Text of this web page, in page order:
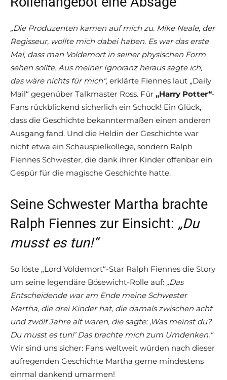
„Die Produzenten kamen auf mich zu. Mike Neale, der
Regisseur, wollte mich dabei haben. Es war das erste
Mal, dass man Voldemort in seiner physischen Form
sehen sollte. Aus meiner Ignoranz heraus sagte ich,
das wäre nichts für mich“, erklärte Fiennes laut „Daily
Mail“ gegenüber Talkmaster Ross. Für „Harry Potter“-
Fans rückblickend sicherlich ein Schock! Ein Glück,
dass die Geschichte bekanntermaßen einen anderen
Ausgang fand. Und die Heldin der Geschichte war
nicht etwa ein Schauspielkollege, sondern Ralph
Fiennes Schwester, die dank ihrer Kinder offenbar ein
Gespür für die magische Geschichte hatte.
Seine Schwester Martha brachte
Ralph Fiennes zur Einsicht: „Du
musst es tun!“
So löste „Lord Voldemort“-Star Ralph Fiennes die Story
um seine legendäre Bösewicht-Rolle auf: „Das
Entscheidende war am Ende meine Schwester
Martha, die drei Kinder hat, die damals zwischen acht
und zwölf Jahre alt waren, die sagte: ‚Was meinst du?
Du musst es tun!’ Das brachte mich zum Umdenken.“
Wir sind uns sicher: Fans weltweit würden nach dieser
aufregenden Geschichte Martha gerne mindestens
einmal dankend umarmen!